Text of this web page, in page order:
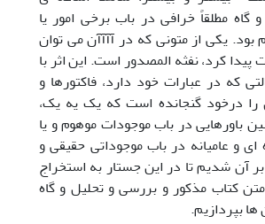
و گاه مطلقاً خرافی در باب برخی امور یا
یکی از متونی که در آآآآن می توان
کرد، نفثه المصدور است. این اثر با
که در عبارات خود دارد، فاکتورها و
را درخود گنجانده است که یک یه یک،
باورهایی در باب موجودات موهوم و یا
ای و عامیانه در باب موجوداتی حقیقی و
آن شدیم تا در این جستار به استخراج
متن کتاب مذکور و بررسی و تحلیل و گاه
بپردازیم.